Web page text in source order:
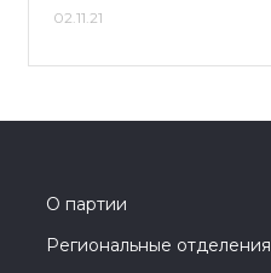
02.11.21
О партии
Региональные отделения